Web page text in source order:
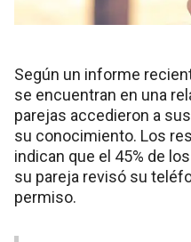
Según un informe
se encuentran en una
parejas accedieron a
su conocimiento. Los
indican que el 45% de
su pareja revisó su
permiso.